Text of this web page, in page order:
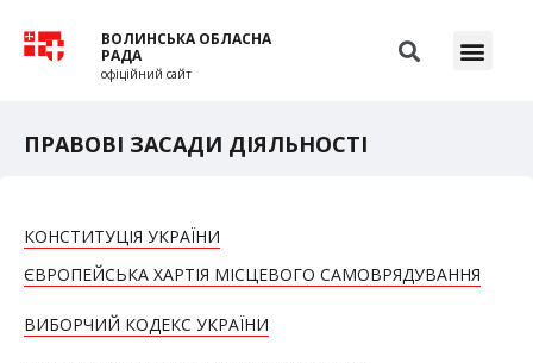
ВОЛИНСЬКА ОБЛАСНА
РАДА
офіційний сайт
ПРАВОВІ ЗАСАДИ ДІЯЛЬНОСТІ
КОНСТИТУЦІЯ УКРАЇНИ
ЄВРОПЕЙСЬКА ХАРТІЯ МІСЦЕВОГО САМОВРЯДУВАННЯ
ВИБОРЧИЙ КОДЕКС УКРАЇНИ